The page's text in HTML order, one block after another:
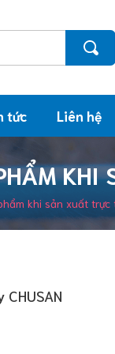
tức Liên hệ
KHI
khi sản xuất trực